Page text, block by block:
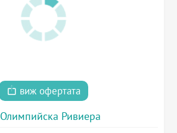
виж офертата
Олимпийска Ривиера